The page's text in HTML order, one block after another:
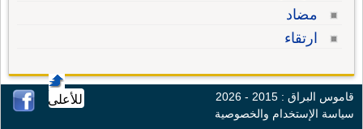
مضاد
ارتقاء
للأعلى
قاموس البراق : 2015 - 2026
سياسة الإستخدام والخصوصية